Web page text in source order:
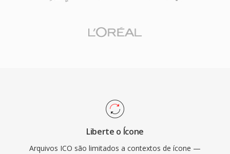
Liberte o Ícone
Arquivos ICO são limitados a contextos de ícone —